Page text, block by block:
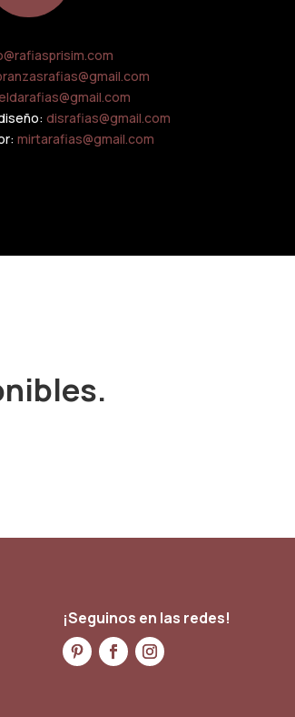
disrafias@gmail.com
mirtarafias@gmail.com
¡Seguinos en las redes!